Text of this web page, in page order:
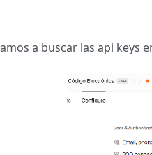
a buscar las api keys